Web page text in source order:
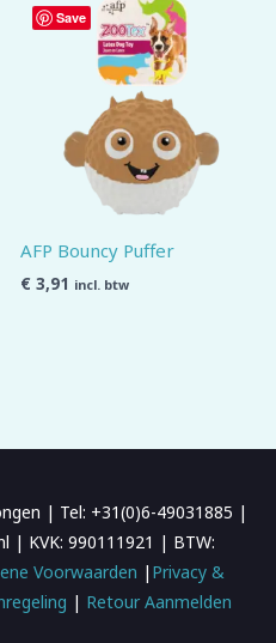
Save
AFP Bouncy Puffer
€ 3,91 incl. btw
| Tel: +31(0)6-49031885 |
| KVK: 990111921 | BTW:
Voorwaarden | Privacy &
| Retour Aanmelden